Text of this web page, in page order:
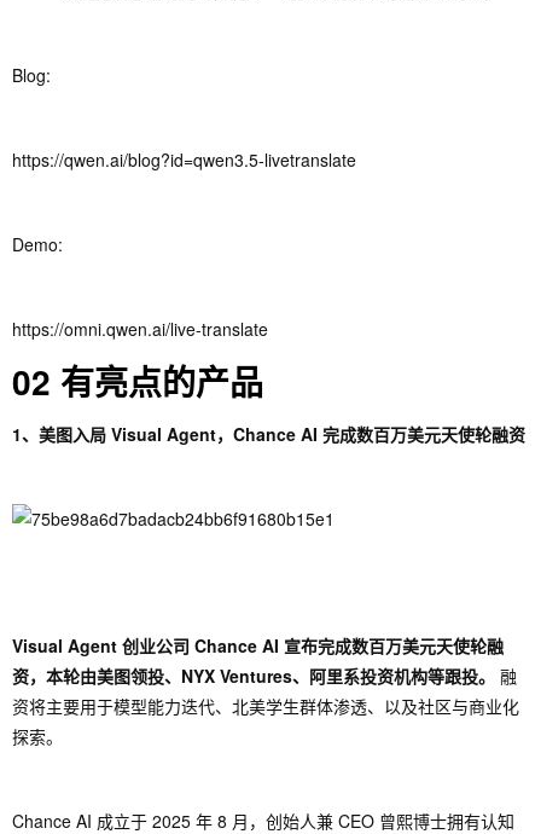
Blog:
https://qwen.ai/blog?id=qwen3.5-livetranslate
Demo:
https://omni.qwen.ai/live-translate
02 有亮点的产品
1、美图入局 Visual Agent，Chance AI 完成数百万美元天使轮融资
Visual Agent 创业公司 Chance AI 宣布完成数百万美元天使轮融
资，本轮由美图领投、NYX Ventures、阿里系投资机构等跟投。 融
资将主要用于模型能力迭代、北美学生群体渗透、以及社区与商业化
探索。
Chance AI 成立于 2025 年 8 月，创始人兼 CEO 曾熙博士拥有认知